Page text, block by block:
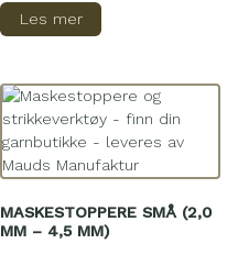
Les mer
MASKESTOPPERE SMÅ (2,0
MM – 4,5 MM)